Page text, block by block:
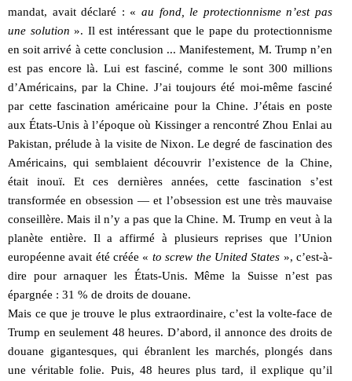
mandat, avait déclaré : « au fond, le protectionnisme n’est pas
une solution ». Il est intéressant que le pape du protectionnisme
en soit arrivé à cette conclusion ... Manifestement, M. Trump n’en
est pas encore là. Lui est fasciné, comme le sont 300 millions
d’Américains, par la Chine. J’ai toujours été moi-même fasciné
par cette fascination américaine pour la Chine. J’étais en poste
aux États-Unis à l’époque où Kissinger a rencontré Zhou Enlai au
Pakistan, prélude à la visite de Nixon. Le degré de fascination des
Américains, qui semblaient découvrir l’existence de la Chine,
était inouï. Et ces dernières années, cette fascination s’est
transformée en obsession — et l’obsession est une très mauvaise
conseillère. Mais il n’y a pas que la Chine. M. Trump en veut à la
planète entière. Il a affirmé à plusieurs reprises que l’Union
européenne avait été créée « to screw the United States », c’est-à-
dire pour arnaquer les États-Unis. Même la Suisse n’est pas
épargnée : 31 % de droits de douane.
Mais ce que je trouve le plus extraordinaire, c’est la volte-face de
Trump en seulement 48 heures. D’abord, il annonce des droits de
douane gigantesques, qui ébranlent les marchés, plongés dans
une véritable folie. Puis, 48 heures plus tard, il explique qu’il